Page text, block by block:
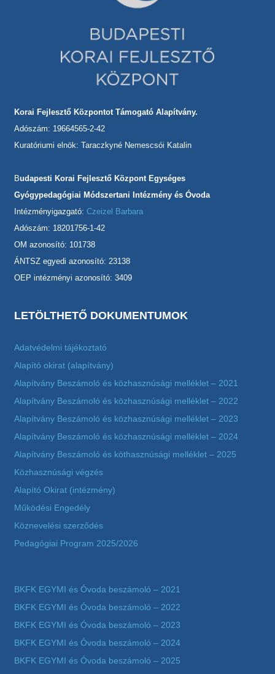
Korai Fejlesztő Központot Támogató Alapítvány.
Adószám: 19664565-2-42
Kuratóriumi elnök: Taraczkyné Nemescsói Katalin
Budapesti Korai Fejlesztő Központ Egységes
Gyógypedagógiai Módszertani Intézmény és Óvoda
Intézményigazgató: Czeizel Barbara
Adószám: 18201756-1-42
OM azonosító: 101738
ÁNTSZ egyedi azonosító: 23138
OEP intézményi azonosító: 3409
LETÖLTHETŐ DOKUMENTUMOK
Adatvédelmi tájékoztató
Alapító okirat (alapítvány)
Alapítvány Beszámoló és közhasznúsági melléklet – 2021
Alapítvány Beszámoló és közhasznúsági melléklet – 2022
Alapítvány Beszámoló és közhasznúsági melléklet – 2023
Alapítvány Beszámoló és közhasznúsági melléklet – 2024
Alapítvány Beszámoló és köthasznúsági melléklet – 2025
Közhasznúsági végzés
Alapító Okirat (intézmény)
Működési Engedély
Köznevelési szerződés
Pedagógiai Program 2025/2026
BKFK EGYMI és Óvoda beszámoló – 2021
BKFK EGYMI és Óvoda beszámoló – 2022
BKFK EGYMI és Óvoda beszámoló – 2023
BKFK EGYMI és Óvoda beszámoló – 2024
BKFK EGYMI és Óvoda beszámoló – 2025